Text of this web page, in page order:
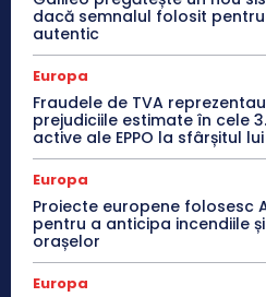
dacă semnalul folosit
autentic
Europa
Fraudele de TVA
prejudiciile estimate în cele
active ale EPPO la sfârșitul
Europa
Proiecte europene folosesc
pentru a anticipa incendiile
orașelor
Europa